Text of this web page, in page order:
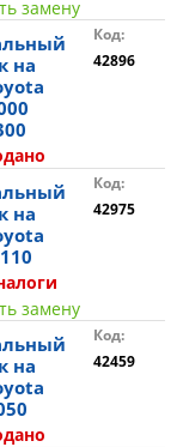
замену
на
Код:
42896
на
замену
Код:
42975
на
Код:
42459